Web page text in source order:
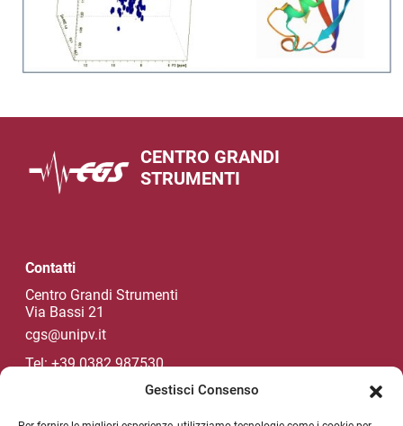
Gestisci Consenso
CENTRO GRANDI
STRUMENTI
Contatti
Centro Grandi Strumenti
Via Bassi 21
cgs@unipv.it
Tel: +39 0382 987530